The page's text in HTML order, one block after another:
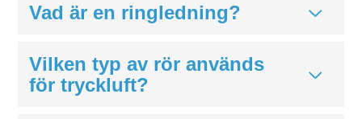
Vad är en ringledning?
Vilken typ av rör används
för tryckluft?